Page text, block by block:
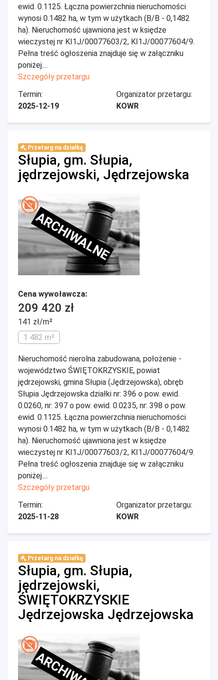
ewid. 0.1125. Łączna powierzchnia nieruchomości
wynosi 0.1482 ha, w tym w użytkach (B/B - 0,1482
ha). Nieruchomość ujawniona jest w księdze
wieczystej nr KI1J/00077603/2, KI1J/00077604/9.
Pełna treść ogłoszenia znajduje się w załączniku
poniżej....
Szczegóły przetargu
Termin:
2025-12-19
Organizator przetargu:
KOWR
Przetarg na działkę
Słupia, gm. Słupia,
jędrzejowski, Jędrzejowska
ARCHIWALNE
Cena wywoławcza:
209 420 zł
141 zł/m²
1 482 m²
Nieruchomość nierolna zabudowana, położenie -
województwo ŚWIĘTOKRZYSKIE, powiat
jędrzejowski, gmina Słupia (Jędrzejowska), obręb
Słupia Jędrzejowska działki nr: 396 o pow. ewid.
0.0260, nr: 397 o pow. ewid. 0.0235, nr: 398 o pow.
ewid. 0.1125. Łączna powierzchnia nieruchomości
wynosi 0.1482 ha, w tym w użytkach (B/B - 0,1482
ha). Nieruchomość ujawniona jest w księdze
wieczystej nr KI1J/00077603/2, KI1J/00077604/9.
Pełna treść ogłoszenia znajduje się w załączniku
poniżej....
Szczegóły przetargu
Termin:
2025-11-28
Organizator przetargu:
KOWR
Przetarg na działkę
Słupia, gm. Słupia,
jędrzejowski,
ŚWIĘTOKRZYSKIE
Jędrzejowska Jędrzejowska